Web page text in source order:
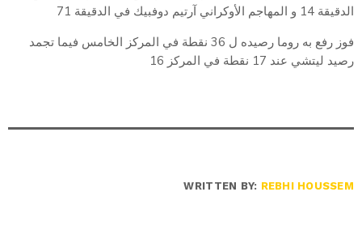
الدقيقة 14 و المهاجم الأوكراني آرتيم دوفبيك في الدقيقة 71
فوز رفع به روما رصيده ل 36 نقطة في المركز الخامس فيما تجمد
رصيد ليتشي عند 17 نقطة في المركز 16
WRITTEN BY: REBHI HOUSSEM